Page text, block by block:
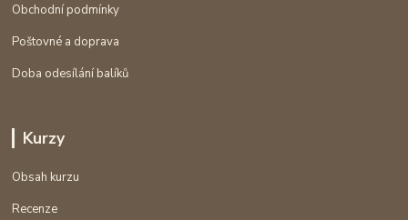
Obchodní podmínky
Poštovné a doprava
Doba odesílání balíků
Kurzy
Obsah kurzu
Recenze